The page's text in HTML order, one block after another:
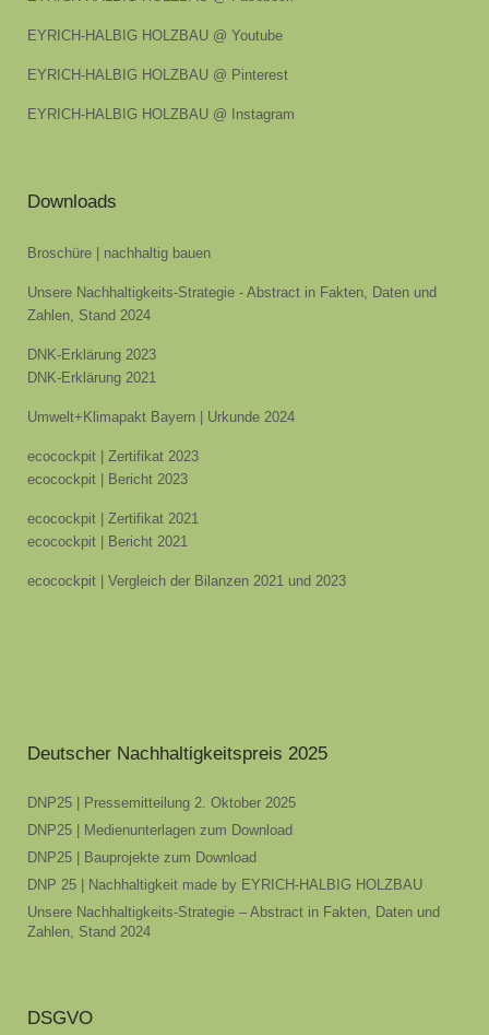
EYRICH-HALBIG HOLZBAU @ Youtube
EYRICH-HALBIG HOLZBAU @ Pinterest
EYRICH-HALBIG HOLZBAU @ Instagram
Downloads
Broschüre | nachhaltig bauen
Unsere Nachhaltigkeits-Strategie - Abstract in Fakten, Daten und
Zahlen, Stand 2024
DNK-Erklärung 2023
DNK-Erklärung 2021
Umwelt+Klimapakt Bayern | Urkunde 2024
ecocockpit | Zertifikat 2023
ecocockpit | Bericht 2023
ecocockpit | Zertifikat 2021
ecocockpit | Bericht 2021
ecocockpit | Vergleich der Bilanzen 2021 und 2023
Deutscher Nachhaltigkeitspreis 2025
DNP25 | Pressemitteilung 2. Oktober 2025
DNP25 | Medienunterlagen zum Download
DNP25 | Bauprojekte zum Download
DNP 25 | Nachhaltigkeit made by EYRICH-HALBIG HOLZBAU
Unsere Nachhaltigkeits-Strategie – Abstract in Fakten, Daten und
Zahlen, Stand 2024
DSGVO